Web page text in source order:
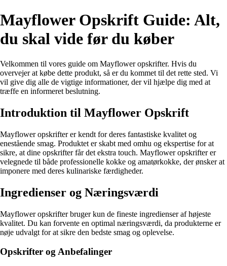
Mayflower Opskrift Guide: Alt,
du skal vide før du køber
Velkommen til vores guide om Mayflower opskrifter. Hvis du
overvejer at købe dette produkt, så er du kommet til det rette sted. Vi
vil give dig alle de vigtige informationer, der vil hjælpe dig med at
træffe en informeret beslutning.
Introduktion til Mayflower Opskrift
Mayflower opskrifter er kendt for deres fantastiske kvalitet og
enestående smag. Produktet er skabt med omhu og ekspertise for at
sikre, at dine opskrifter får det ekstra touch. Mayflower opskrifter er
velegnede til både professionelle kokke og amatørkokke, der ønsker at
imponere med deres kulinariske færdigheder.
Ingredienser og Næringsværdi
Mayflower opskrifter bruger kun de fineste ingredienser af højeste
kvalitet. Du kan forvente en optimal næringsværdi, da produkterne er
nøje udvalgt for at sikre den bedste smag og oplevelse.
Opskrifter og Anbefalinger